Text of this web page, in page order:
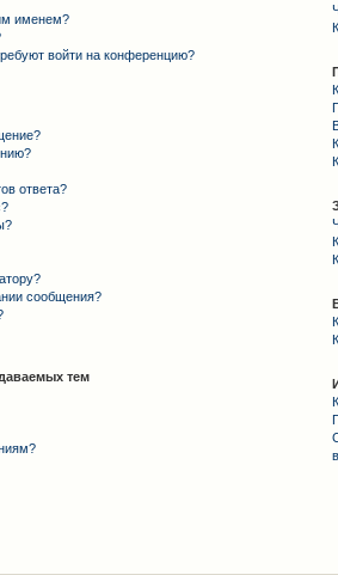
именем?
войти на конференцию?
ответа?
сообщения?
тем